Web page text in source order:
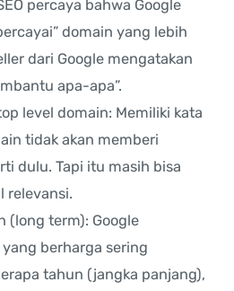
percaya bahwa Google
domain yang lebih
dari Google mengatakan
apa-apa”.
level domain: Memiliki kata
tidak akan memberi
dulu. Tapi itu masih bisa
relevansi.
(long term): Google
berharga sering
tahun (jangka panjang),